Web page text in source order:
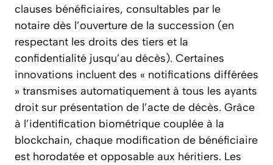
clauses bénéficiaires, consultables par le
notaire dès l’ouverture de la succession (en
respectant les droits des tiers et la
confidentialité jusqu’au décès). Certaines
innovations incluent des « notifications différées
» transmises automatiquement à tous les ayants
droit sur présentation de l’acte de décès. Grâce
à l’identification biométrique couplée à la
blockchain, chaque modification de bénéficiaire
est horodatée et opposable aux héritiers. Les